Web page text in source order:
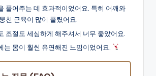
풀어주는 데 효과적이었어요. 특히 어깨와
친 근육이 많이 풀렸어요.
조절도 세심하게 해주셔서 너무 좋았어요.
는 몸이 훨씬 유연해진 느낌이었어요.